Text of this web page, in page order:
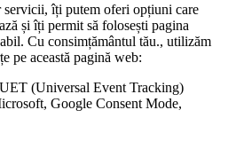
servicii, îți putem oferi opțiuni care
și îți permit să folosești pagina
Cu consimțământul tău., utilizăm
pe această pagină web:
(Universal Event Tracking)
Google Consent Mode,